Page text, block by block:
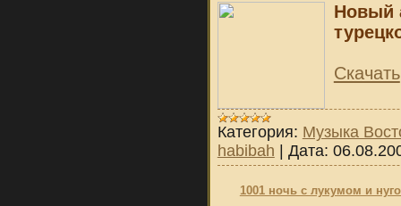
Новый
Скачать
Категория: Музыка
habibah | Дата:
1001 ночь с лукумом и